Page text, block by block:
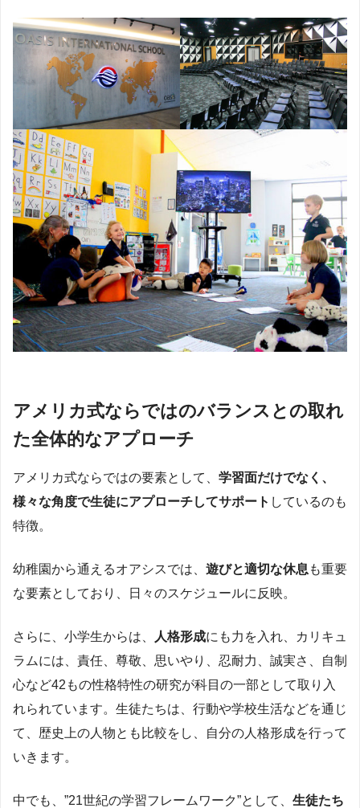
アメリカ式ならではのバランスとの取れ
た全体的なアプローチ
アメリカ式ならではの要素として、 学習面だけでなく、
様々な角度で生徒にアプローチしてサポート しているのも
特徴。
幼稚園から通えるオアシスでは、 遊びと適切な休息 も重要
な要素としており、日々のスケジュールに反映。
さらに、小学生からは、 人格形成にも力を入れ、カリキュ
ラムには、責任、尊敬、思いやり、忍耐力、誠実さ、自制
心など42もの性格特性の研究が科目の一部として取り入
れられています。生徒たちは、行動や学校生活などを通じ
て、歴史上の人物とも比較をし、自分の人格形成を行って
いきます。
中でも、”21世紀の学習フレームワーク”として、 生徒たち